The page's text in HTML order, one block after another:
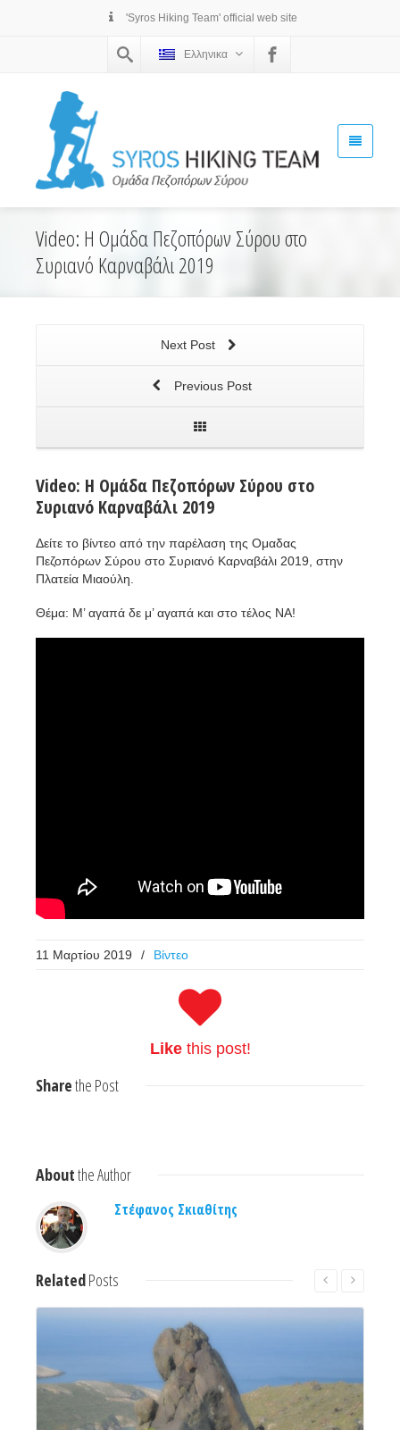
'Syros Hiking Team' official web site
Ελληνικα
Video: Η Ομάδα Πεζοπόρων Σύρου στο
Συριανό Καρναβάλι 2019
Next Post
Previous Post
Video: Η Ομάδα Πεζοπόρων Σύρου στο
Συριανό Καρναβάλι 2019
Δείτε το βίντεο από την παρέλαση της Ομαδας
Πεζοπόρων Σύρου στο Συριανό Καρναβάλι 2019, στην
Πλατεία Μιαούλη.
Θέμα: Μ’ αγαπά δε μ’ αγαπά και στο τέλος ΝΑ!
11 Μαρτίου 2019 / Βίντεο
Likethis post!
Sharethe Post
Aboutthe Author
Στέφανος Σκιαθίτης
RelatedPosts